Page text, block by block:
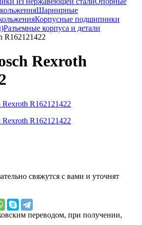
Шарнирные
Корпусные подшипники
Разъемные корпуса и детали
R162121422
Rexroth
свяжутся с вами и уточнят
переводом, при получении,